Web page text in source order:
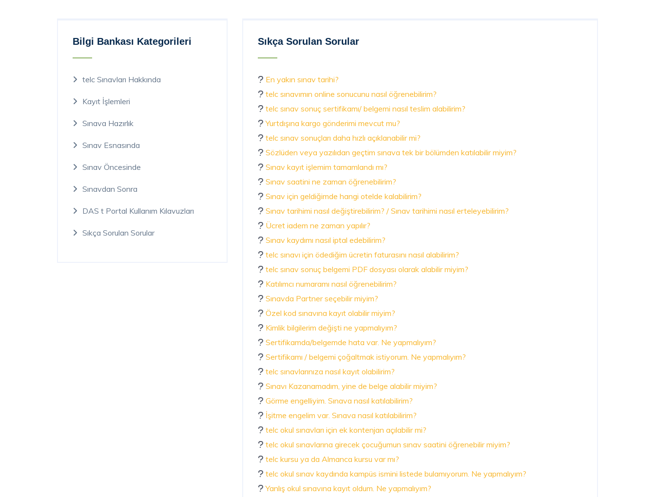
Bilgi Bankası Kategorileri
telc Sınavları Hakkında
Kayıt İşlemleri
Sınava Hazırlık
Sınav Esnasında
Sınav Öncesinde
Sınavdan Sonra
DAS t Portal Kullanım Kılavuzları
Sıkça Sorulan Sorular
Sıkça Sorulan Sorular
En yakın sınav tarihi?
telc sınavımın online sonucunu nasıl öğrenebilirim?
telc sınav sonuç sertifikamı/ belgemi nasıl teslim alabilirim?
Yurtdışına kargo gönderimi mevcut mu?
telc sınav sonuçları daha hızlı açıklanabilir mi?
Sözlüden veya yazılıdan geçtim sınava tek bir bölümden katılabilir miyim?
Sınav kayıt işlemim tamamlandı mı?
Sınav saatini ne zaman öğrenebilirim?
Sınav için geldiğimde hangi otelde kalabilirim?
Sınav tarihimi nasıl değiştirebilirim? / Sınav tarihimi nasıl erteleyebilirim?
Ücret iadem ne zaman yapılır?
Sınav kaydımı nasıl iptal edebilirim?
telc sınavı için ödediğim ücretin faturasını nasıl alabilirim?
telc sınav sonuç belgemi PDF dosyası olarak alabilir miyim?
Katılımcı numaramı nasıl öğrenebilirim?
Sınavda Partner seçebilir miyim?
Özel kod sınavına kayıt olabilir miyim?
Kimlik bilgilerim değişti ne yapmalıyım?
Sertifikamda/belgemde hata var. Ne yapmalıyım?
Sertifikamı / belgemi çoğaltmak istiyorum. Ne yapmalıyım?
telc sınavlarınıza nasıl kayıt olabilirim?
Sınavı Kazanamadım, yine de belge alabilir miyim?
Görme engelliyim. Sınava nasıl katılabilirim?
İşitme engelim var. Sınava nasıl katılabilirim?
telc okul sınavları için ek kontenjan açılabilir mi?
telc okul sınavlarına girecek çocuğumun sınav saatini öğrenebilir miyim?
telc kursu ya da Almanca kursu var mı?
telc okul sınav kaydında kampüs ismini listede bulamıyorum. Ne yapmalıyım?
Yanlış okul sınavına kayıt oldum. Ne yapmalıyım?